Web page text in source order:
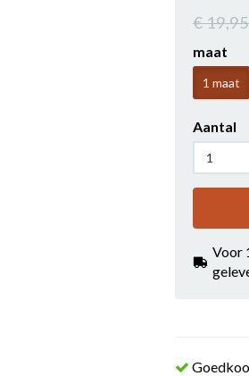
€ 19,95
maat
1 maat
Aantal
Voor